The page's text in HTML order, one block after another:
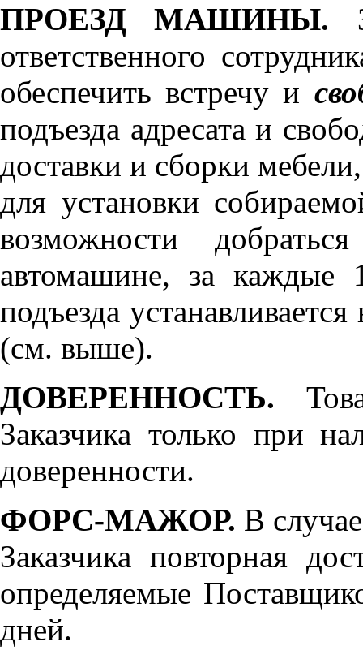
ПРОЕЗД МАШИНЫ.
ответственного
обеспечить встречу и
подъезда адресата и
доставки и сборки
для установки
возможности
автомашине, за каждые
подъезда
(см. выше).
ДОВЕРЕННОСТЬ.
Заказчика только при
доверенности.
ФОРС-МАЖОР. В
Заказчика повторная
определяемые
дней.